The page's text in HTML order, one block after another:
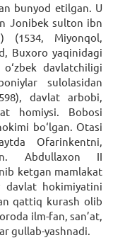
bunyod etilgan. U
Jonibek sulton ibn
(1534, Miyonqol,
Buxoro yaqinidagi
davlatchiligi
sulolasidan
davlat arbobi,
homiysi. Bobosi
bo‘lgan. Otasi
Ofarinkentni,
Abdullaxon II
ketgan mamlakat
davlat hokimiyatini
qattiq kurash olib
ilm-fan, san’at,
gullab-yashnadi.